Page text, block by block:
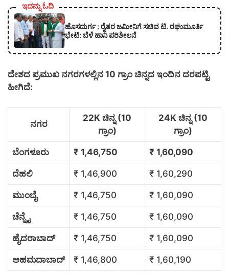
ಇದನ್ನು ಓದಿ
ಹೊಸದುರ್ಗ : ರೈತರ ಜಮೀನಿಗೆ ಸಚಿವ ಟಿ. ರಘುಮೂರ್ತಿ
ಭೇಟಿ: ಬೆಳೆ ಹಾನಿ ಪರಿಶೀಲನೆ
ದೇಶದ ಪ್ರಮುಖ ನಗರಗಳಲ್ಲಿನ 10 ಗ್ರಾಂ ಚಿನ್ನದ ಇಂದಿನ ದರಪಟ್ಟಿ
ಹೀಗಿದೆ:
ನಗರ
22K ಚಿನ್ನ (10
ಗ್ರಾಂ)
24K ಚಿನ್ನ (10
ಗ್ರಾಂ)
ಬೆಂಗಳೂರು ₹ 1,46,750 ₹ 1,60,090
ದೆಹಲಿ ₹ 1,46,900 ₹ 1,60,290
ಮುಂಬೈ ₹ 1,46,750 ₹ 1,60,090
ಚೆನ್ನೈ ₹ 1,46,750 ₹ 1,60,090
ಹೈದರಾಬಾದ್ ₹ 1,46,750 ₹ 1,60,090
ಅಹಮದಾಬಾದ್ ₹ 1,46,800 ₹ 1,60,190